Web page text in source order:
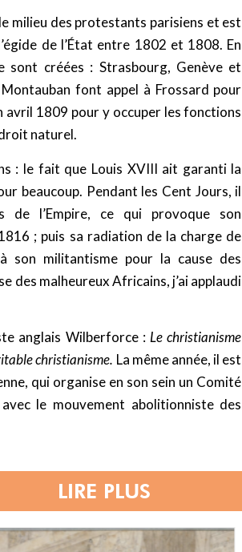
milieu des protestants parisiens et est
de l’État entre 1802 et 1808. En
créées : Strasbourg, Genève et
font appel à Frossard pour
avril 1809 pour y occuper les fonctions
naturel.
: le fait que Louis XVIII ait garanti la
beaucoup. Pendant les Cent Jours, il
de l’Empire, ce qui provoque son
; puis sa radiation de la charge de
son militantisme pour la cause des
des malheureux Africains, j’ai applaudi
anglais Wilberforce :Le christianisme
christianisme. La même année, il est
qui organise en son sein un Comité
le mouvement abolitionniste des
LIRE PLUS